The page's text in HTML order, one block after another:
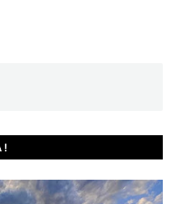
!